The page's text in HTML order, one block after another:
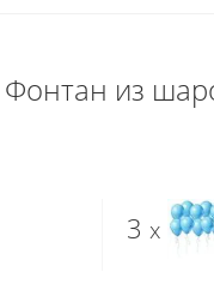
Фонтан из
3 x